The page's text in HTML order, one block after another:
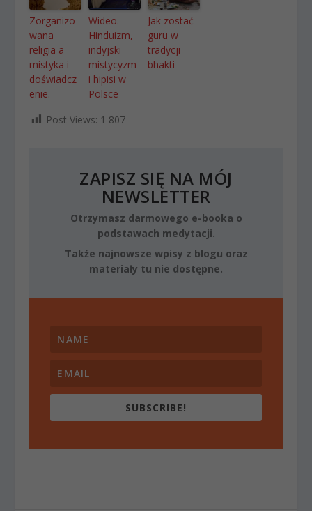
Zorganizo
wana
religia a
mistyka i
doświadcz
enie.
Wideo.
Hinduizm,
indyjski
mistycyzm
i hipisi w
Polsce
Jak zostać
guru w
tradycji
bhakti
Post Views: 1 807
ZAPISZ SIĘ NA MÓJ
NEWSLETTER
Otrzymasz darmowego e-booka o
podstawach medytacji.
Także najnowsze wpisy z blogu oraz
materiały tu nie dostępne.
SUBSCRIBE!